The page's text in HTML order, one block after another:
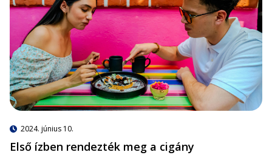
2024. június 10.
Első ízben rendezték meg a cigány